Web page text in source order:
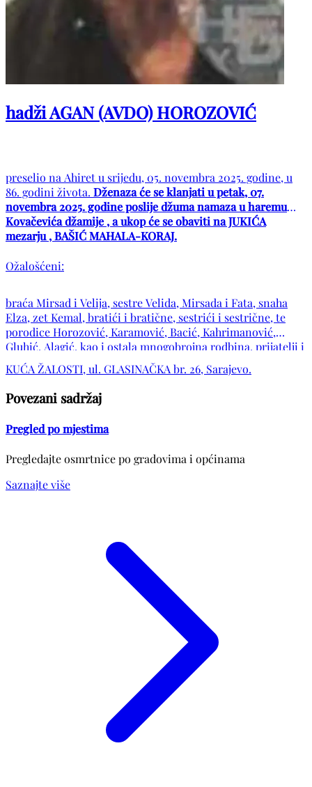
hadži AGAN (AVDO) HOROZOVIĆ
preselio na Ahiret u srijedu, 05. novembra 2025. godine, u
86. godini života. Dženaza će se klanjati u petak, 07.
novembra 2025. godine poslije džuma namaza u haremu
Kovačevića džamije , a ukop će se obaviti na JUKIĆA
mezarju , BAŠIĆ MAHALA-KORAJ.
Ožalošćeni:
braća Mirsad i Velija, sestre Velida, Mirsada i Fata, snaha
Elza, zet Kemal, bratići i bratične, sestrići i sestrične, te
porodice Horozović, Karamović, Bacić, Kahrimanović,
Gluhić, Alagić, kao i ostala mnogobrojna rodbina, prijatelji i
komšije.
KUĆA ŽALOSTI, ul. GLASINAČKA br. 26, Sarajevo.
Povezani sadržaj
Pregled po mjestima
Pregledajte osmrtnice po gradovima i općinama
Saznajte više